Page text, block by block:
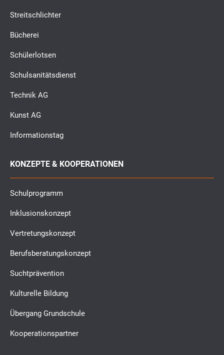
Streitschlichter
Bücherei
Schülerlotsen
Schulsanitätsdienst
Technik AG
Kunst AG
Informationstag
KONZEPTE & KOOPERATIONEN
Schulprogramm
Inklusionskonzept
Vertretungskonzept
Berufsberatungskonzept
Suchtprävention
Kulturelle Bildung
Übergang Grundschule
Kooperationspartner